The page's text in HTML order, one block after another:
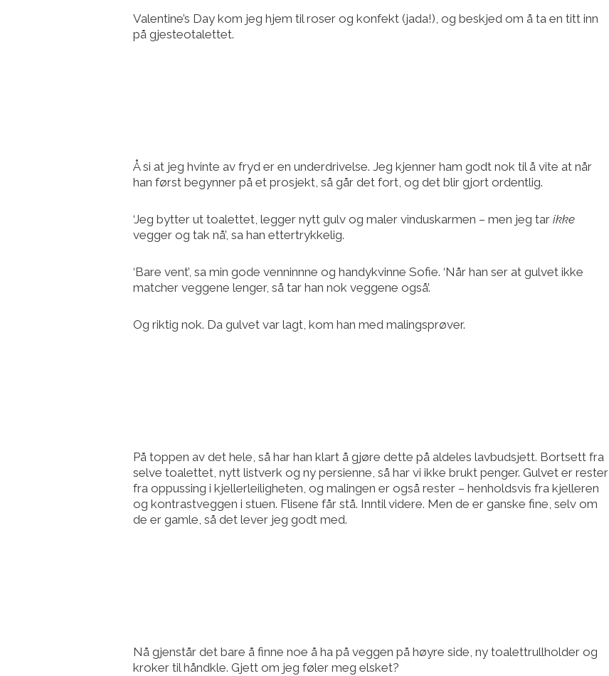
Valentine’s Day kom jeg hjem til roser og konfekt (jada!), og beskjed om å ta en titt inn
på gjesteotalettet.
Å si at jeg hvinte av fryd er en underdrivelse. Jeg kjenner ham godt nok til å vite at når
han først begynner på et prosjekt, så går det fort, og det blir gjort ordentlig.
‘Jeg bytter ut toalettet, legger nytt gulv og maler vinduskarmen – men jeg tar ikke
vegger og tak nå’, sa han ettertrykkelig.
‘Bare vent’, sa min gode venninnne og handykvinne Sofie. ‘Når han ser at gulvet ikke
matcher veggene lenger, så tar han nok veggene også’.
Og riktig nok. Da gulvet var lagt, kom han med malingsprøver.
På toppen av det hele, så har han klart å gjøre dette på aldeles lavbudsjett. Bortsett fra
selve toalettet, nytt listverk og ny persienne, så har vi ikke brukt penger. Gulvet er rester
fra oppussing i kjellerleiligheten, og malingen er også rester – henholdsvis fra kjelleren
og kontrastveggen i stuen. Flisene får stå. Inntil videre. Men de er ganske fine, selv om
de er gamle, så det lever jeg godt med.
Nå gjenstår det bare å finne noe å ha på veggen på høyre side, ny toalettrullholder og
kroker til håndkle. Gjett om jeg føler meg elsket?